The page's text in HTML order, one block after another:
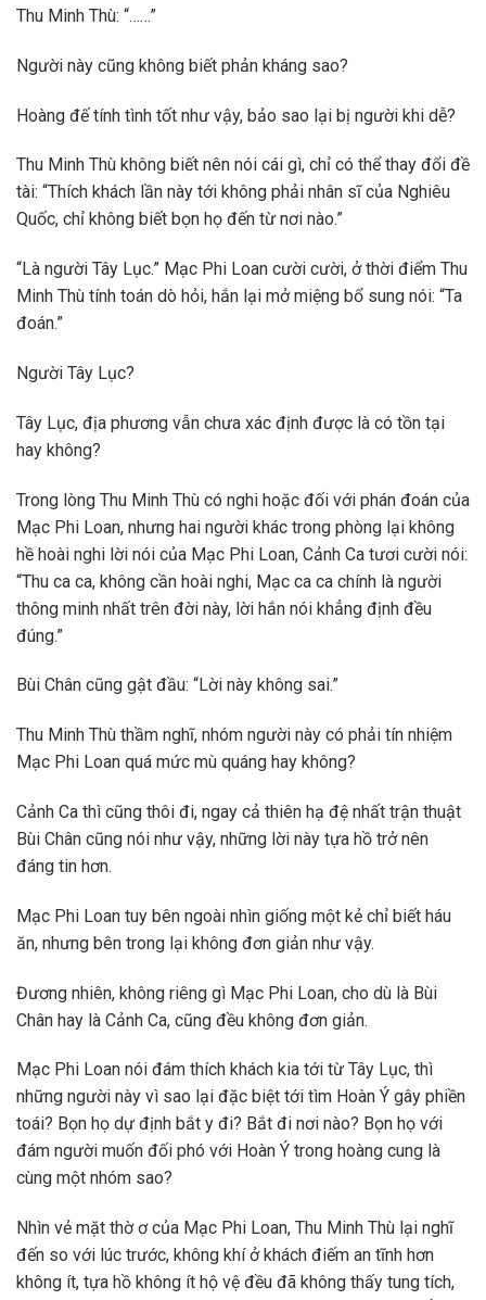
Thu Minh Thù: “……”
Người này cũng không biết phản kháng sao?
Hoàng đế tính tình tốt như vậy, bảo sao lại bị người khi dễ?
Thu Minh Thù không biết nên nói cái gì, chỉ có thể thay đổi đề
tài: “Thích khách lần này tới không phải nhân sĩ của Nghiêu
Quốc, chỉ không biết bọn họ đến từ nơi nào.”
“Là người Tây Lục.” Mạc Phi Loan cười cười, ở thời điểm Thu
Minh Thù tính toán dò hỏi, hắn lại mở miệng bổ sung nói: “Ta
đoán.”
Người Tây Lục?
Tây Lục, địa phương vẫn chưa xác định được là có tồn tại
hay không?
Trong lòng Thu Minh Thù có nghi hoặc đối với phán đoán của
Mạc Phi Loan, nhưng hai người khác trong phòng lại không
hề hoài nghi lời nói của Mạc Phi Loan, Cảnh Ca tươi cười nói:
“Thu ca ca, không cần hoài nghi, Mạc ca ca chính là người
thông minh nhất trên đời này, lời hắn nói khẳng định đều
đúng.”
Bùi Chân cũng gật đầu: “Lời này không sai.”
Thu Minh Thù thầm nghĩ, nhóm người này có phải tín nhiệm
Mạc Phi Loan quá mức mù quáng hay không?
Cảnh Ca thì cũng thôi đi, ngay cả thiên hạ đệ nhất trận thuật
Bùi Chân cũng nói như vậy, những lời này tựa hồ trở nên
đáng tin hơn.
Mạc Phi Loan tuy bên ngoài nhìn giống một kẻ chỉ biết háu
ăn, nhưng bên trong lại không đơn giản như vậy.
Đương nhiên, không riêng gì Mạc Phi Loan, cho dù là Bùi
Chân hay là Cảnh Ca, cũng đều không đơn giản.
Mạc Phi Loan nói đám thích khách kia tới từ Tây Lục, thì
những người này vì sao lại đặc biệt tới tìm Hoàn Ý gây phiền
toái? Bọn họ dự định bắt y đi? Bắt đi nơi nào? Bọn họ với
đám người muốn đối phó với Hoàn Ý trong hoàng cung là
cùng một nhóm sao?
Nhìn vẻ mặt thờ ơ của Mạc Phi Loan, Thu Minh Thù lại nghĩ
đến so với lúc trước, không khí ở khách điếm an tĩnh hơn
không ít, tựa hồ không ít hộ vệ đều đã không thấy tung tích,